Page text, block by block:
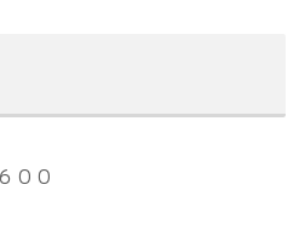
００